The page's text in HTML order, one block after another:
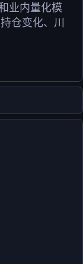
业内量化模
仓变化、川